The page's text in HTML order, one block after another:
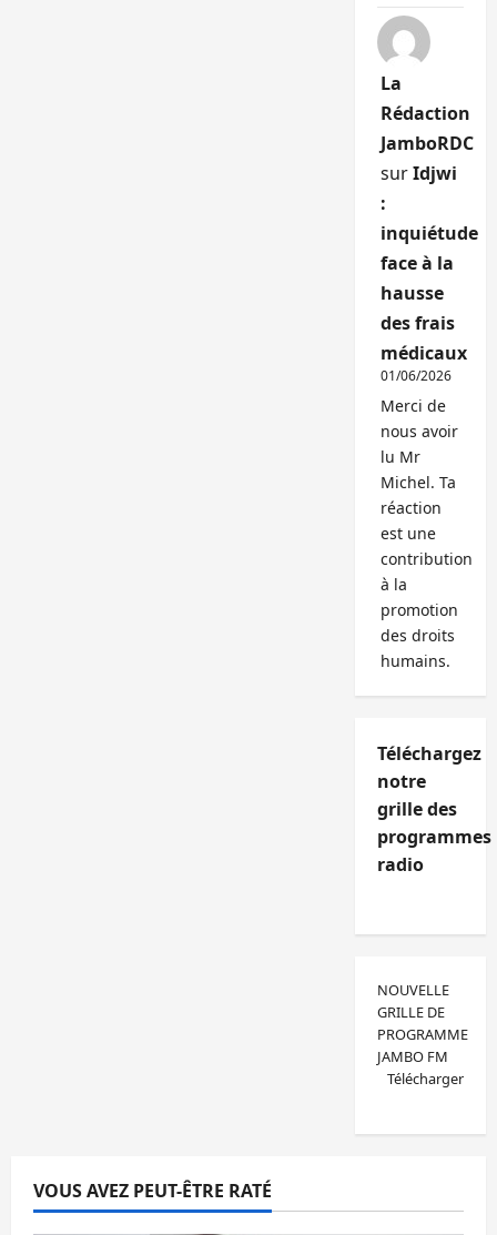
La
Rédaction
JamboRDC
surIdjwi
:
inquiétude
face à la
hausse
des frais
médicaux
01/06/2026
Merci de
nous avoir
lu Mr
Michel. Ta
réaction
est une
contribution
à la
promotion
des droits
humains.
Téléchargez
notre
grille des
programmes
radio
NOUVELLE
GRILLE DE
PROGRAMME
JAMBO FM
Télécharger
VOUS AVEZ PEUT-ÊTRE RATÉ